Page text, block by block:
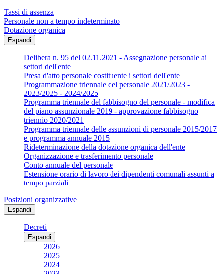
Tassi di assenza
Personale non a tempo indeterminato
Dotazione organica
Espandi
Delibera n. 95 del 02.11.2021 - Assegnazione personale ai
settori dell'ente
Presa d'atto personale costituente i settori dell'ente
Programmazione triennale del personale 2021/2023 -
2023/2025 - 2024/2025
Programma triennale del fabbisogno del personale - modifica
del piano assunzionale 2019 - approvazione fabbisogno
triennio 2020/2021
Programma triennale delle assunzioni di personale 2015/2017
e programma annuale 2015
Rideterminazione della dotazione organica dell'ente
Organizzazione e trasferimento personale
Conto annuale del personale
Estensione orario di lavoro dei dipendenti comunali assunti a
tempo parziali
Posizioni organizzative
Espandi
Decreti
Espandi
2026
2025
2024